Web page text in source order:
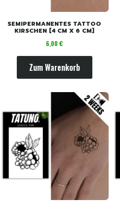
SEMIPERMANENTES TATTOO
KIRSCHEN [4 CM X 6 CM]
Preis
6,00 €
Zum Warenkorb